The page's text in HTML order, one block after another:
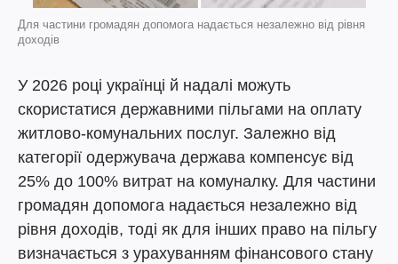
Для частини громадян допомога надається незалежно від рівня
доходів
У 2026 році українці й надалі можуть
скористатися державними пільгами на оплату
житлово-комунальних послуг. Залежно від
категорії одержувача держава компенсує від
25% до 100% витрат на комуналку. Для частини
громадян допомога надається незалежно від
рівня доходів, тоді як для інших право на пільгу
визначається з урахуванням фінансового стану